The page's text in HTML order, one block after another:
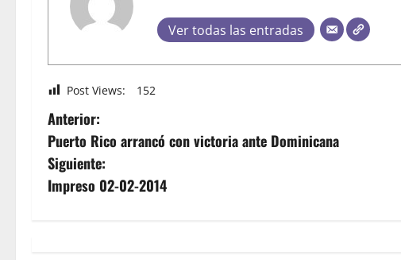
Ver todas las entradas
Post Views: 152
Anterior:
Puerto Rico arrancó con victoria ante Dominicana
Siguiente:
Impreso 02-02-2014